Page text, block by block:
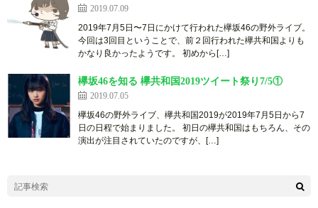
2019.07.09
2019年7月5日〜7日にかけて行われた欅坂46の野外ライブ。
今回は3回目ということで、前２回行われた欅共和国よりも
かなり良かったようです。 初めから[…]
欅坂46を知る 欅共和国2019ツイート祭り7/5①
2019.07.05
欅坂46の野外ライブ、欅共和国2019が2019年7月5日から7
日の日程で始まりました。 初日の欅共和国はもちろん、その
演出が注目されていたのですが、[…]